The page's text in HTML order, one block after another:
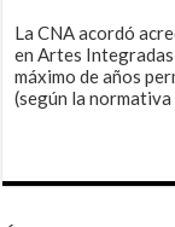
La CNA acordó
en Artes
máximo de años
(según la normativa